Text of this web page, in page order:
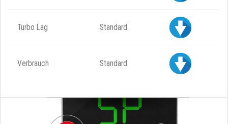
Turbo Lag Standard
Verbrauch Standard